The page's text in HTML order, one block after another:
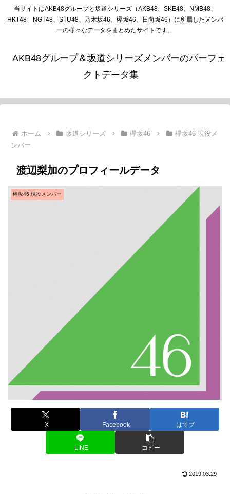
当サイトはAKB48グループと坂道シリーズ（AKB48、SKE48、NMB48、
HKT48、NGT48、STU48、乃木坂46、欅坂46、日向坂46）に所属したメンバ
ーの様々なデータをまとめたサイトです。
AKB48グループ＆坂道シリーズメンバーのパーフェ
クトデータ集
ホーム 坂道シリーズ 欅坂46
欅坂46 現役メ
ンバー
渡辺梨加のプロフィールデータ
欅坂46 現役メンバー
X Facebook はてブ
LINE コピー
2019.03.29